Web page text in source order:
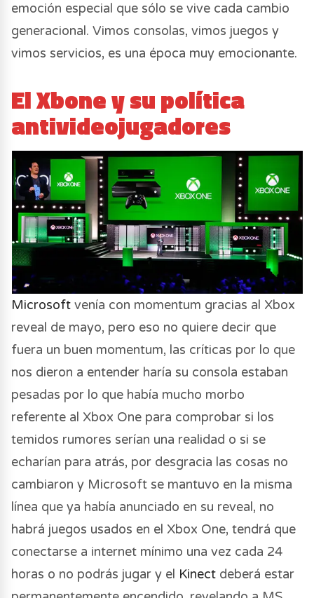
emoción especial que sólo se vive cada cambio
generacional. Vimos consolas, vimos juegos y
vimos servicios, es una época muy emocionante.
El Xbone y su política
antivideojugadores
Microsoft venía con momentum gracias al Xbox
reveal de mayo, pero eso no quiere decir que
fuera un buen momentum, las críticas por lo que
nos dieron a entender haría su consola estaban
pesadas por lo que había mucho morbo
referente al Xbox One para comprobar si los
temidos rumores serían una realidad o si se
echarían para atrás, por desgracia las cosas no
cambiaron y Microsoft se mantuvo en la misma
línea que ya había anunciado en su reveal, no
habrá juegos usados en el Xbox One, tendrá que
conectarse a internet mínimo una vez cada 24
horas o no podrás jugar y el Kinect deberá estar